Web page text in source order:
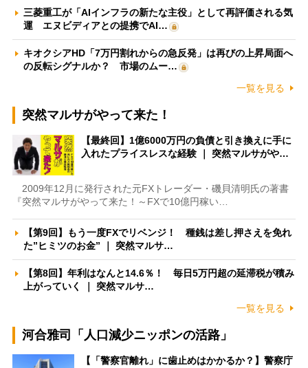
三菱重工が「AIインフラの新たな主役」として再評価される気
運 エヌビディアとの提携でAI…
キオクシアHD「7万円割れからの急反発」は再びの上昇局面へ
の反転シグナルか？ 市場のムー…
一覧を見る
突然マルサがやって来た！
【最終回】1億6000万円の負債と引き換えに手に
入れたプライスレスな経験 ｜ 突然マルサがや…
2009年12月に発行された元FXトレーダー・磯貝清明氏の著書
『突然マルサがやって来た！～FXで10億円稼い…
【第9回】もう一度FXでリベンジ！ 種銭は差し押さえを免れ
た”ヒミツのお金” ｜ 突然マルサ…
【第8回】年利はなんと14.6％！ 毎日5万円超の延滞税が積み
上がっていく ｜ 突然マルサ…
一覧を見る
河合雅司「人口減少ニッポンの活路」
【「警察官離れ」に歯止めはかかるか？】警察庁